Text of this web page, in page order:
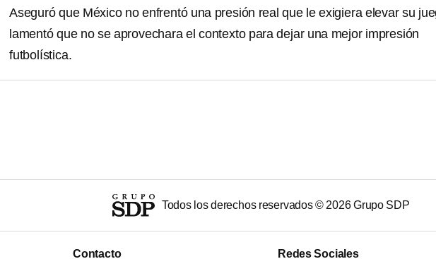
Aseguró que México no enfrentó una presión real que le exigiera elevar su
lamentó que no se aprovechara el contexto para dejar una mejor impresión
futbolística.
Todos los derechos reservados © 2026Grupo SDP
Contacto Redes Sociales